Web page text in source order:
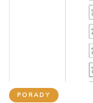
PORADY